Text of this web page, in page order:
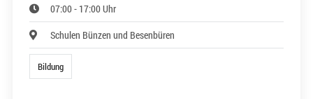
07:00 - 17:00 Uhr
Schulen Bünzen und Besenbüren
Bildung